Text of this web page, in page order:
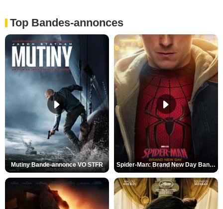
Top Bandes-annonces
Mutiny Bande-annonce VO STFR Spider-Man: Brand New Day Bande-annonce VO STFR